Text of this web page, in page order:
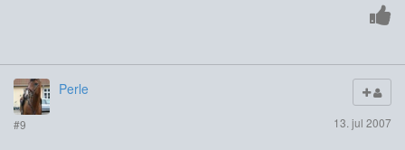
Perle
#9 13. jul 2007